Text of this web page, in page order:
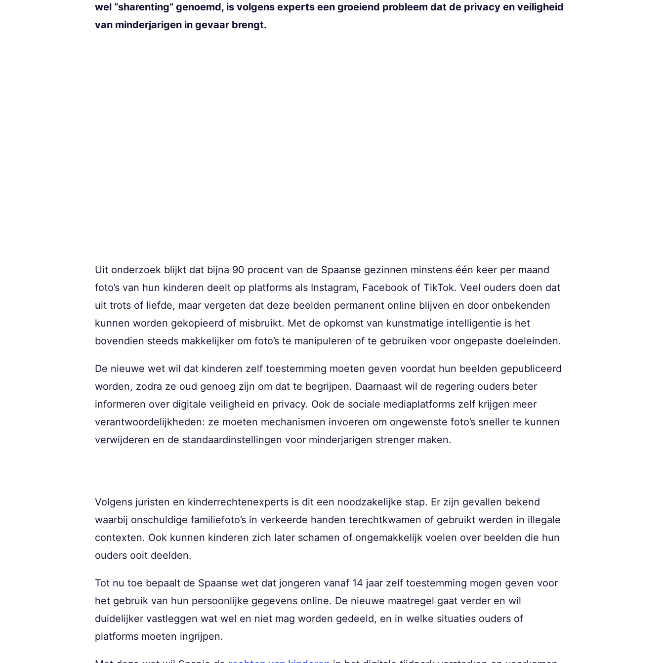
wel “sharenting” genoemd, is volgens experts een groeiend probleem dat de privacy en veiligheid
van minderjarigen in gevaar brengt.
Uit onderzoek blijkt dat bijna 90 procent van de Spaanse gezinnen minstens één keer per maand
foto’s van hun kinderen deelt op platforms als Instagram, Facebook of TikTok. Veel ouders doen dat
uit trots of liefde, maar vergeten dat deze beelden permanent online blijven en door onbekenden
kunnen worden gekopieerd of misbruikt. Met de opkomst van kunstmatige intelligentie is het
bovendien steeds makkelijker om foto’s te manipuleren of te gebruiken voor ongepaste doeleinden.
De nieuwe wet wil dat kinderen zelf toestemming moeten geven voordat hun beelden gepubliceerd
worden, zodra ze oud genoeg zijn om dat te begrijpen. Daarnaast wil de regering ouders beter
informeren over digitale veiligheid en privacy. Ook de sociale mediaplatforms zelf krijgen meer
verantwoordelijkheden: ze moeten mechanismen invoeren om ongewenste foto’s sneller te kunnen
verwijderen en de standaardinstellingen voor minderjarigen strenger maken.
Volgens juristen en kinderrechtenexperts is dit een noodzakelijke stap. Er zijn gevallen bekend
waarbij onschuldige familiefoto’s in verkeerde handen terechtkwamen of gebruikt werden in illegale
contexten. Ook kunnen kinderen zich later schamen of ongemakkelijk voelen over beelden die hun
ouders ooit deelden.
Tot nu toe bepaalt de Spaanse wet dat jongeren vanaf 14 jaar zelf toestemming mogen geven voor
het gebruik van hun persoonlijke gegevens online. De nieuwe maatregel gaat verder en wil
duidelijker vastleggen wat wel en niet mag worden gedeeld, en in welke situaties ouders of
platforms moeten ingrijpen.